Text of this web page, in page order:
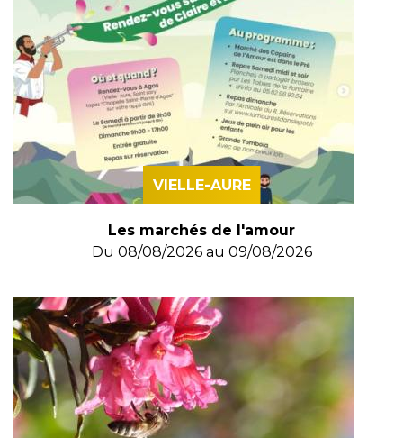
VIELLE-AURE
Les marchés de l'amour
Du 08/08/2026au 09/08/2026